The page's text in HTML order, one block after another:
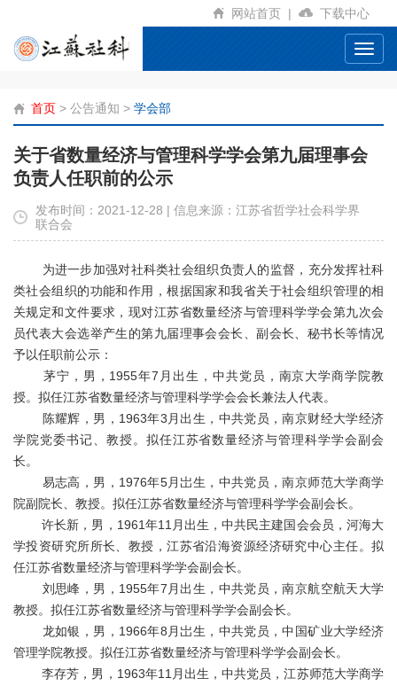
网站首页 | 下载中心
首页 > 公告通知 > 学会部
关于省数量经济与管理科学学会第九届理事会
负责人任职前的公示
发布时间：2021-12-28 | 信息来源：江苏省哲学社会科学界
联合会
为进一步加强对社科类社会组织负责人的监督，充分发挥社科
类社会组织的功能和作用，根据国家和我省关于社会组织管理的相
关规定和文件要求，现对江苏省数量经济与管理科学学会第九次会
员代表大会选举产生的第九届理事会会长、副会长、秘书长等情况
予以任职前公示：
茅宁，男，1955年7月出生，中共党员，南京大学商学院教
授。拟任江苏省数量经济与管理科学学会会长兼法人代表。
陈耀辉，男，1963年3月出生，中共党员，南京财经大学经济
学院党委书记、教授。拟任江苏省数量经济与管理科学学会副会
长。
易志高，男，1976年5月岀生，中共党员，南京师范大学商学
院副院长、教授。拟任江苏省数量经济与管理科学学会副会长。
许长新，男，1961年11月出生，中共民主建国会会员，河海大
学投资研究所所长、教授，江苏省沿海资源经济研究中心主任。拟
任江苏省数量经济与管理科学学会副会长。
刘思峰，男，1955年7月出生，中共党员，南京航空航天大学
教授。拟任江苏省数量经济与管理科学学会副会长。
龙如银，男，1966年8月岀生，中共党员，中国矿业大学经济
管理学院教授。拟任江苏省数量经济与管理科学学会副会长。
李存芳，男，1963年11月出生，中共党员，江苏师范大学商学